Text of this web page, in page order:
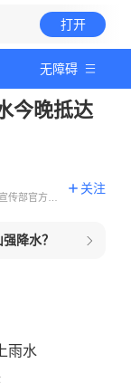
打开
无障碍
今晚抵达
传部官方账
关注
降水？
雨水